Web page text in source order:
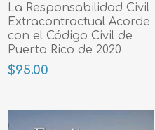
La Responsabilidad Civil
Extracontractual Acorde
con el Código Civil de
Puerto Rico de 2020
$95.00